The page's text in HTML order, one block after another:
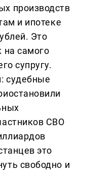
производств
и ипотеке
Это
на самого
супругу.
судебные
СВО
это
свободно и